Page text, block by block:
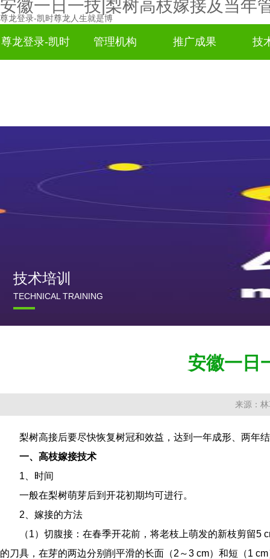
安徽一日一技|梨树高枝嫁接及当年
尊龙登录-凯时尊龙人生就是博
尊龙登录-凯时 管理机构 推广成果 技
技术培训
TECHNICAL TRAINING
安徽一日
来源：
梨树高接后要尽快恢复树冠和效益，达到一年成形、两年
一、高枝嫁接技术
1、时间
一般在梨树萌芽后到开花初期均可进行。
2、嫁接的方法
（1）切腹接：在春季开花前，将老枝上萌发的新枝剪留
的刀具，在芽的两边分别削平滑的长面（2～3 cm）和短（1